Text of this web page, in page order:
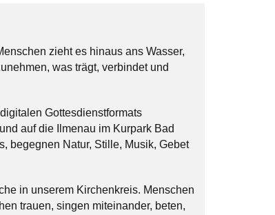
zieht es hinaus ans Wasser,
was trägt, verbindet und
Gottesdienstformats
auf die Ilmenau im Kurpark Bad
begegnen Natur, Stille, Musik, Gebet
in unserem Kirchenkreis. Menschen
trauen, singen miteinander, beten,